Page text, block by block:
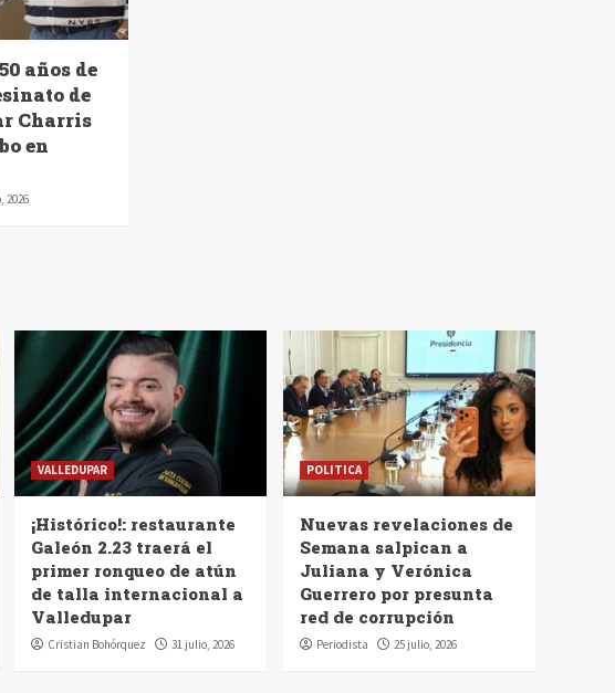
años de
de
Charris
en
2026
VALLEDUPAR
¡Histórico!: restaurante
Galeón 2.23 traerá el
primer ronqueo de atún
de talla internacional a
Valledupar
Cristian Bohórquez 31 julio, 2026
POLITICA
Nuevas revelaciones de
Semana salpican a
Juliana y Verónica
Guerrero por presunta
red de corrupción
Periodista 25 julio, 2026